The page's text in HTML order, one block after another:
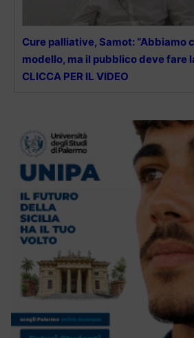
Cure palliative, Samot: “Abbiamo
modello, ma il pubblico deve fare
CLICCA PER IL VIDEO